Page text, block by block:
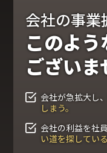
会社の事業
このよ
ございま
会社が急拡大し
しまう。
会社の利益を社
い道を探している